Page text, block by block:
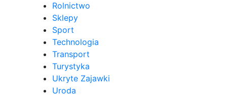
Rolnictwo
Sklepy
Sport
Technologia
Transport
Turystyka
Ukryte Zajawki
Uroda